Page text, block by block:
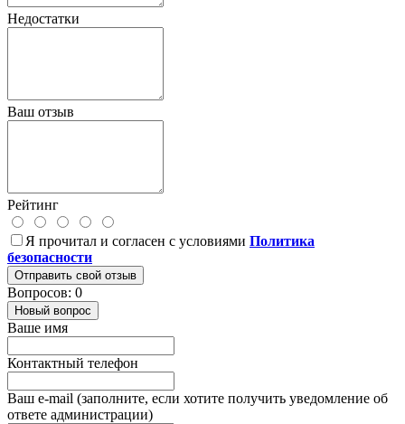
Недостатки
Ваш отзыв
Рейтинг
Я прочитал и согласен с условиями Политика
безопасности
Отправить свой отзыв
Вопросов: 0
Новый вопрос
Ваше имя
Контактный телефон
Ваш e-mail (заполните, если хотите получить уведомление об
ответе администрации)